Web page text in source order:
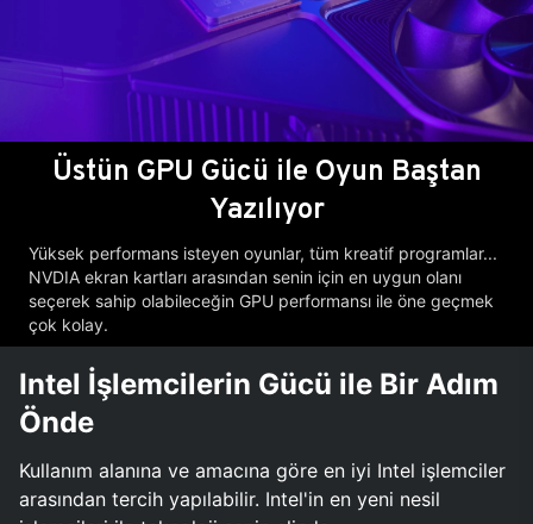
Üstün GPU Gücü ile Oyun Baştan
Yazılıyor
Yüksek performans isteyen oyunlar, tüm kreatif programlar...
NVDIA ekran kartları arasından senin için en uygun olanı
seçerek sahip olabileceğin GPU performansı ile öne geçmek
çok kolay.
Intel İşlemcilerin Gücü ile Bir Adım
Önde
Kullanım alanına ve amacına göre en iyi Intel işlemciler
arasından tercih yapılabilir. Intel'in en yeni nesil